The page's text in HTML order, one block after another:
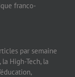
franco-
par semaine
High-Tech, la